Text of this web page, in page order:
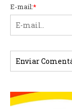
E-mail:*